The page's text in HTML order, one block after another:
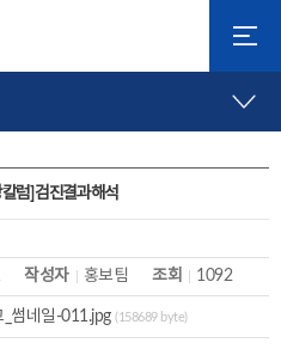
칼럼] 검진결과해석
작성자 홍보팀 조회 1092
_썸네일-011.jpg (158689 byte)